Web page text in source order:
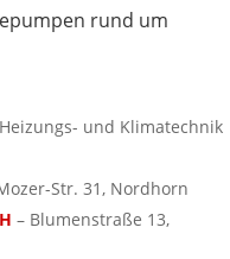
rund um
und Klimatechnik
Str. 31, Nordhorn
– Blumenstraße 13,